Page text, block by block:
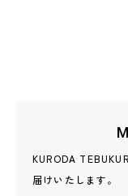
KURODA
届けいたします。